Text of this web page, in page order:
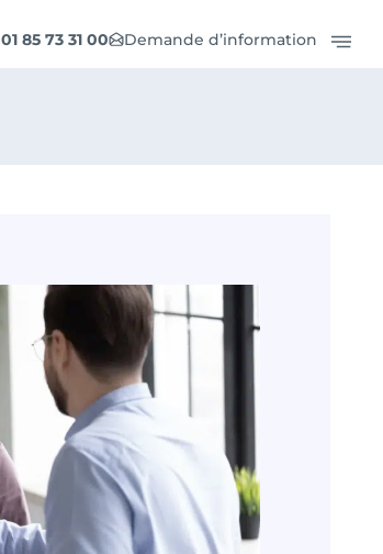
01 85 73 31 00 Demande d’information